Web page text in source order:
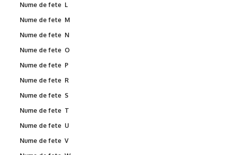
Nume de fete L
Nume de fete M
Nume de fete N
Nume de fete O
Nume de fete P
Nume de fete R
Nume de fete S
Nume de fete T
Nume de fete U
Nume de fete V